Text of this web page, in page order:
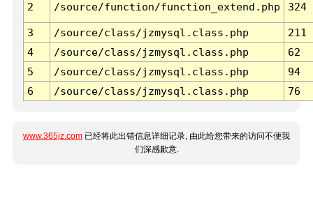
2 /source/function/function_extend.php 324
3 /source/class/jzmysql.class.php
211
4
/source/class/jzmysql.class.php
62
5
/source/class/jzmysql.class.php
94
6
/source/class/jzmysql.class.php 76
www.365jz.com 已经将此出错信息详细记录, 由此给您带来的访问不便我
们深感歉意.